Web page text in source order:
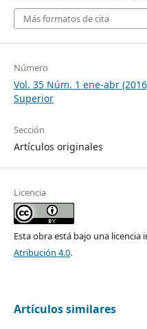
Más formatos de cita
Número
Vol. 35 Núm. 1 ene-abr
Superior
Sección
Artículos originales
Licencia
Esta obra está bajo una licencia
Atribución 4.0.
Artículos similares